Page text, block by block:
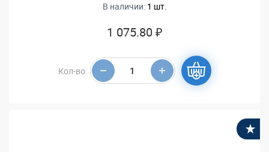
В наличии: 1 шт.
1 075.80 ₽
Кол-во: